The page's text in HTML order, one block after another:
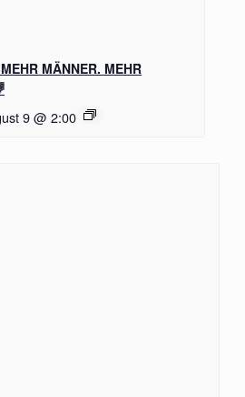
MÄNNER. MEHR
9 @ 2:00